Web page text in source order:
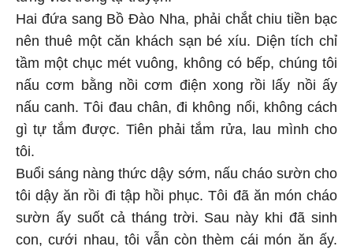
Hai đứa sang Bồ Đào Nha, phải chắt chiu tiền bạc
nên thuê một căn khách sạn bé xíu. Diện tích chỉ
tầm một chục mét vuông, không có bếp, chúng tôi
nấu cơm bằng nồi cơm điện xong rồi lấy nồi ấy
nấu canh. Tôi đau chân, đi không nổi, không cách
gì tự tắm được. Tiên phải tắm rửa, lau mình cho
tôi.
Buổi sáng nàng thức dậy sớm, nấu cháo sườn cho
tôi dậy ăn rồi đi tập hồi phục. Tôi đã ăn món cháo
sườn ấy suốt cả tháng trời. Sau này khi đã sinh
con, cưới nhau, tôi vẫn còn thèm cái món ăn ấy.